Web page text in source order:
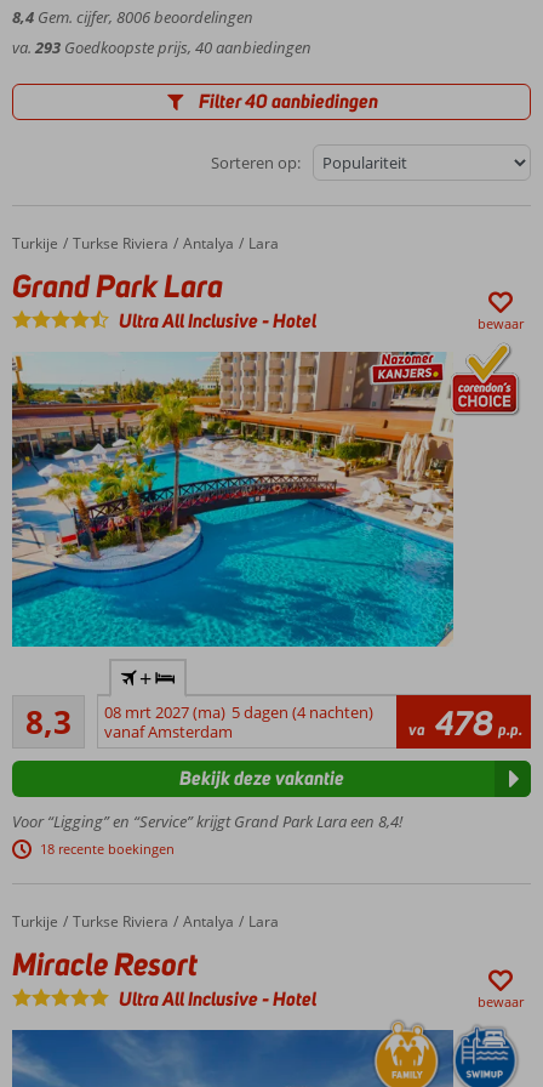
een bezoek aan een Turks badhuis. Het toppunt van verwennerij.
Vervelen doe je zeker niet tijdens je vakantie in Antalya.
8,4 Gem. cijfer, 8006beoordelingen
va. 293 Goedkoopste prijs, 40 aanbiedingen
Filter 40 aanbiedingen
Sorteren op:
Home
Turkije Turkse Riviera Antalya Lara
Grand Park Lara
Grand Park Lara
Ultra All Inclusive-Hotel bewaar
familiehotel
in Lara
voor de
beste prijs
met
privégedeelte
Ruime
familiekamers
2
slaapkamers
waterglijbanen
8,3Zeer goed
1723
beoordelingen
+
08 mrt 2027 (ma) 5 dagen (4 nachten)
vanaf Amsterdam
va 478 p.p.
Voor “Ligging” en “Service” krijgt Grand Park Lara een 8,4!
18 recente boekingen
Bekijk deze vakantie
Home
Turkije Turkse Riviera Antalya Lara
Miracle Resort
Miracle Resort
Ultra All Inclusive-Hotel bewaar